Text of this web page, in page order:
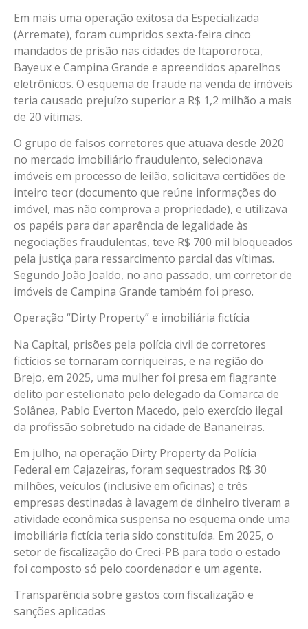
Em mais uma operação exitosa da Especializada
(Arremate), foram cumpridos sexta-feira cinco
mandados de prisão nas cidades de Itapororoca,
Bayeux e Campina Grande e apreendidos aparelhos
eletrônicos. O esquema de fraude na venda de imóveis
teria causado prejuízo superior a R$ 1,2 milhão a mais
de 20 vítimas.
O grupo de falsos corretores que atuava desde 2020
no mercado imobiliário fraudulento, selecionava
imóveis em processo de leilão, solicitava certidões de
inteiro teor (documento que reúne informações do
imóvel, mas não comprova a propriedade), e utilizava
os papéis para dar aparência de legalidade às
negociações fraudulentas, teve R$ 700 mil bloqueados
pela justiça para ressarcimento parcial das vítimas.
Segundo João Joaldo, no ano passado, um corretor de
imóveis de Campina Grande também foi preso.
Operação “Dirty Property” e imobiliária fictícia
Na Capital, prisões pela polícia civil de corretores
fictícios se tornaram corriqueiras, e na região do
Brejo, em 2025, uma mulher foi presa em flagrante
delito por estelionato pelo delegado da Comarca de
Solânea, Pablo Everton Macedo, pelo exercício ilegal
da profissão sobretudo na cidade de Bananeiras.
Em julho, na operação Dirty Property da Polícia
Federal em Cajazeiras, foram sequestrados R$ 30
milhões, veículos (inclusive em oficinas) e três
empresas destinadas à lavagem de dinheiro tiveram a
atividade econômica suspensa no esquema onde uma
imobiliária fictícia teria sido constituída. Em 2025, o
setor de fiscalização do Creci-PB para todo o estado
foi composto só pelo coordenador e um agente.
Transparência sobre gastos com fiscalização e
sanções aplicadas